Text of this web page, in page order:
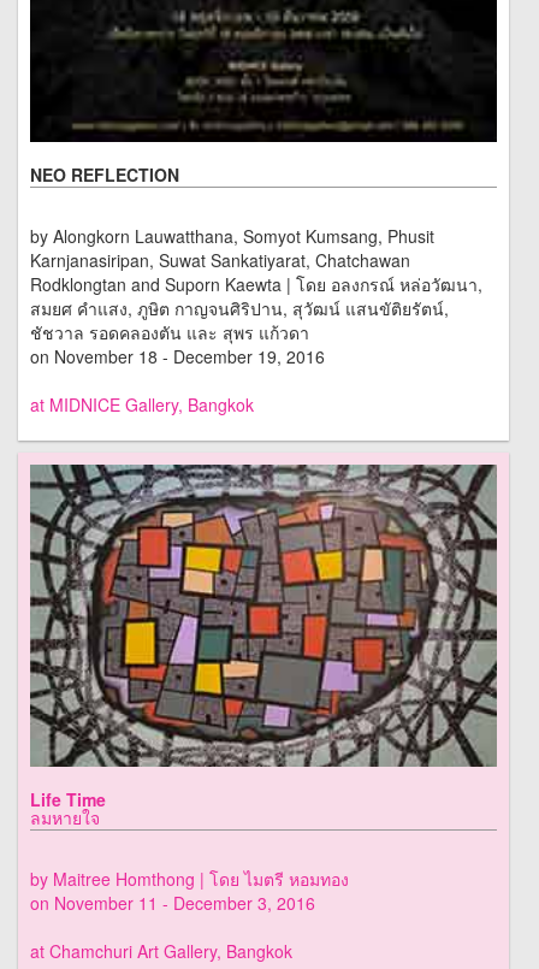
NEO REFLECTION
by Alongkorn Lauwatthana, Somyot Kumsang, Phusit
Karnjanasiripan, Suwat Sankatiyarat, Chatchawan
Rodklongtan and Suporn Kaewta | โดย อลงกรณ์ หล่อวัฒนา,
สมยศ คำแสง, ภูษิต กาญจนศิริปาน, สุวัฒน์ แสนขัติยรัตน์,
ชัชวาล รอดคลองตัน และ สุพร แก้วดา
on November 18 - December 19, 2016
at MIDNICE Gallery, Bangkok
Life Time
ลมหายใจ
by Maitree Homthong | โดย ไมตรี หอมทอง
on November 11 - December 3, 2016
at Chamchuri Art Gallery, Bangkok